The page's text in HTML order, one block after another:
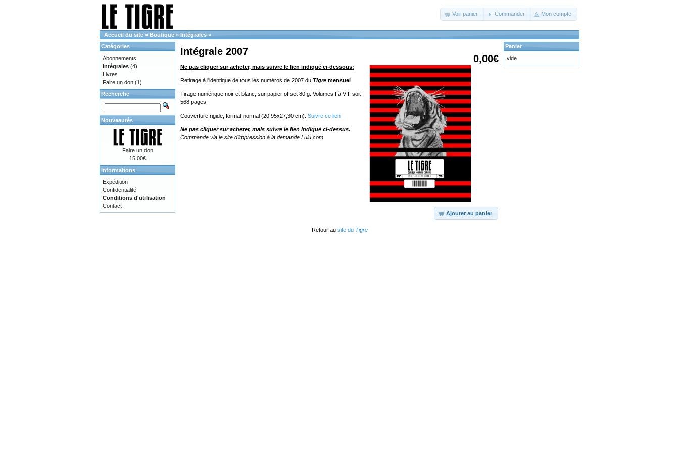
Voir panier Commander Mon compte
Accueil du site » Boutique » Intégrales »
0,00€
Intégrale 2007
Ne pas cliquer sur acheter, mais suivre le lien indiqué ci-dessous:
Retirage à l'identique de tous les numéros de 2007 du Tigre mensuel
Tirage numérique noir et blanc, sur papier offset 80 g. Volumes I à VII, soit
568 pages.
Couverture rigide, format normal (20,95x27,30 cm): Suivre ce lien
Ne pas cliquer sur acheter, mais suivre le lien indiqué ci-dessus.
Commande via le site d'impression à la demande Lulu.com
Ajouter au panier
Catégories
Abonnements
Intégrales (4)
Livres
Faire un don (1)
Recherche
Nouveautés
Faire un don
15,00€
Informations
Expédition
Confidentialité
Conditions d'utilisation
Contact
Panier
vide
Retour au site du Tigre